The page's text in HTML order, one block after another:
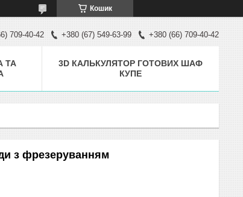
Кошик
709-40-42 +380 (67) 549-63-99 +380 (66) 709-40-42
ТА
3D КАЛЬКУЛЯТОР ГОТОВИХ ШАФ
КУПЕ
з фрезеруванням